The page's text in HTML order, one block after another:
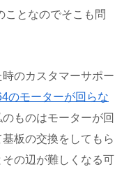
ことなのでそこも問
のカスタマーサポー
のモーターが回らな
ものはモーターが回
板の交換をしてもら
の辺が難しくなる可